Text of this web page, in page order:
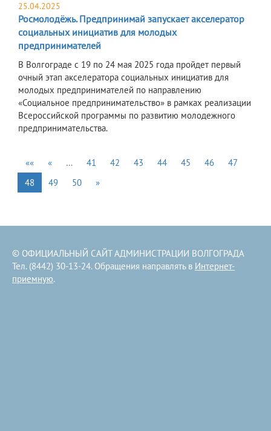
25.04.2025
Росмолодёжь. Предпринимай запускает акселератор
социальных инициатив для молодых
предпринимателей
В Волгограде с 19 по 24 мая 2025 года пройдет первый
очный этап акселератора социальных инициатив для
молодых предпринимателей по направлению
«Социальное предпринимательство» в рамках реализации
Всероссийской программы по развитию молодежного
предпринимательства.
«« « … 41 42 43 44 45 46
47
48
49 50 »
© ОФИЦИАЛЬНЫЙ САЙТ АДМИНИСТРАЦИИ ВОЛГОГРАДА
Тел. (8442) 30-13-24. Обращения направлять в Интернет-
приемную.